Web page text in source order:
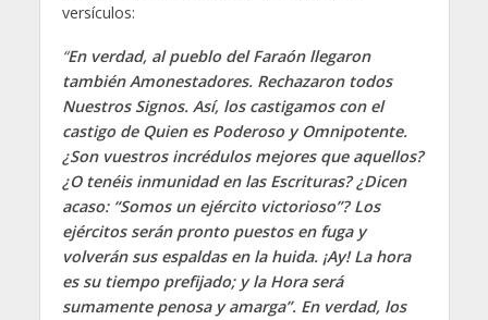
versículos:
“En verdad, al pueblo del Faraón llegaron
también Amonestadores. Rechazaron todos
Nuestros Signos. Así, los castigamos con el
castigo de Quien es Poderoso y Omnipotente.
¿Son vuestros incrédulos mejores que aquellos?
¿O tenéis inmunidad en las Escrituras? ¿Dicen
acaso: “Somos un ejército victorioso”? Los
ejércitos serán pronto puestos en fuga y
volverán sus espaldas en la huida. ¡Ay! La hora
es su tiempo prefijado; y la Hora será
sumamente penosa y amarga”. En verdad, los